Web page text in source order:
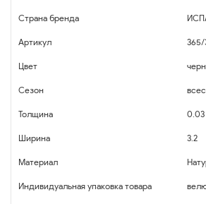
Страна бренда
Артикул 365/
Цвет
Сезон
Толщина 0.03
Ширина 3.2
Материал
Индивидуальная упаковка товара